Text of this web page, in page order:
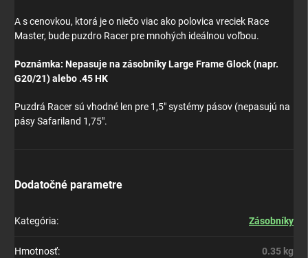
A s cenovkou, ktorá je o niečo viac ako polovica vreciek Race
Master, bude puzdro Racer pre mnohých ideálnou voľbou.
Poznámka: Nepasuje na zásobníky Large Frame Glock (napr.
G20/21) alebo .45 HK
Puzdrá Racer sú vhodné len pre 1,5" systémy pásov (nepasujú na
pásy Safariland 1,75".
Dodatočné parametre
Kategória: Zásobníky
Hmotnosť: 0.35 kg